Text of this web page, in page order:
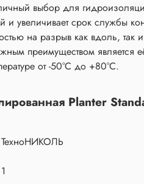
выбор для
увеличивает срок службы
на разрыв как вдоль, так
преимуществом
от -50°C до +80°C.
Planter
ТехноНИКОЛЬ
1